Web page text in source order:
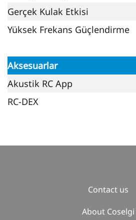
Gerçek Kulak Etkisi
Yüksek Frekans Güçlendirme
Aksesuarlar
Akustik RC App
RC-DEX
Contact us
About Coselgi